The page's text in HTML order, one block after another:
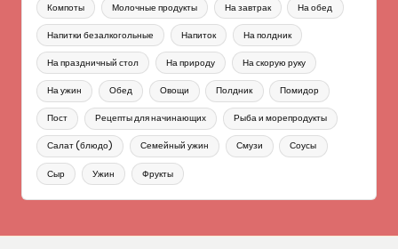
Компоты Молочные продукты На завтрак На обед
Напитки безалкогольные Напиток На полдник
На праздничный стол На природу На скорую руку
На ужин Обед Овощи Полдник Помидор
Пост Рецепты для начинающих Рыба и морепродукты
Салат (блюдо) Семейный ужин Смузи Соусы
Сыр Ужин Фрукты